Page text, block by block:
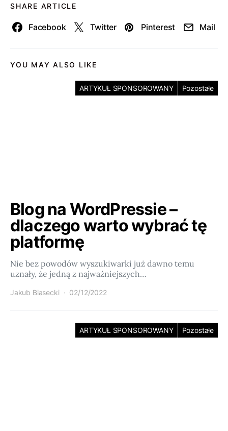
SHARE ARTICLE
Facebook Twitter Pinterest Mail
YOU MAY ALSO LIKE
ARTYKUŁ SPONSOROWANY Pozostałe
Blog na WordPressie –
dlaczego warto wybrać tę
platformę
Nie bez powodów wyszukiwarki już dawno temu
uznały, że jedną z najważniejszych…
Jakub Biasecki 02/12/2022
ARTYKUŁ SPONSOROWANY Pozostałe